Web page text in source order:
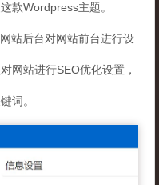
款Wordpress主题。
站后台对网站前台进行设
网站进行SEO优化设置，
词。